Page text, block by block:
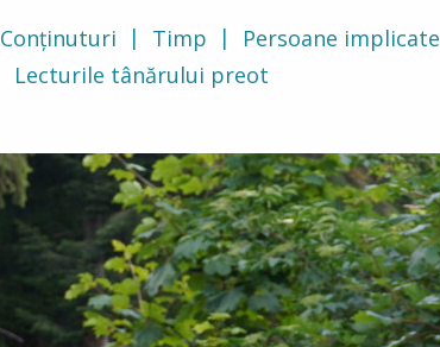
Conținuturi Timp Persoane implicate
Lecturile tânărului preot